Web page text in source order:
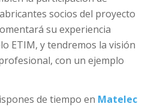
socios del proyecto
su experiencia
ETIM, y tendremos la visión
con un ejemplo
de tiempo en Matelec